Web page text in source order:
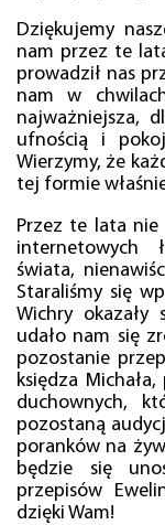
Dziękujemy
nam przez te
prowadził nas
nam w
najważniejsza,
ufnością i
Wierzymy, że
tej formie
Przez te lata nie
internetowych
świata,
Staraliśmy się
Wichry
udało nam się
pozostanie
księdza
duchownych,
pozostaną
poranków na
będzie się
przepisów
dzięki Wam!